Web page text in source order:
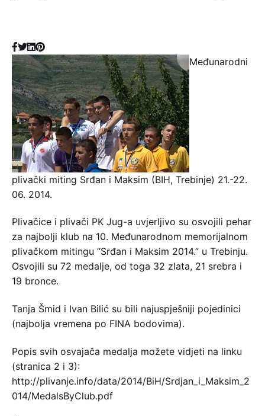
Međunarodni
plivački miting Srđan i Maksim (BIH, Trebinje) 21.-22.
06. 2014.
Plivačice i plivači PK Jug-a uvjerljivo su osvojili pehar
za najbolji klub na 10. Međunarodnom memorijalnom
plivačkom mitingu “Srđan i Maksim 2014.” u Trebinju.
Osvojili su 72 medalje, od toga 32 zlata, 21 srebra i
19 bronce.
Tanja Šmid i Ivan Bilić su bili najuspješniji pojedinici
(najbolja vremena po FINA bodovima).
Popis svih osvajača medalja možete vidjeti na linku
(stranica 2 i 3):
http://plivanje.info/data/2014/BiH/Srdjan_i_Maksim_2
014/MedalsByClub.pdf